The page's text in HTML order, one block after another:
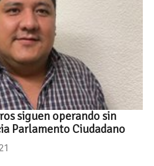
siguen operando sin
Parlamento Ciudadano